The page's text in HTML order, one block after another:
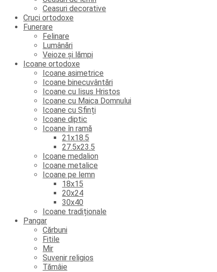
Ceasuri decorative
Cruci ortodoxe
Funerare
Felinare
Lumânări
Veioze și lămpi
Icoane ortodoxe
Icoane asimetrice
Icoane binecuvântări
Icoane cu Iisus Hristos
Icoane cu Maica Domnului
Icoane cu Sfinți
Icoane diptic
Icoane în ramă
21x18.5
27.5x23.5
Icoane medalion
Icoane metalice
Icoane pe lemn
18x15
20x24
30x40
Icoane tradiționale
Pangar
Cărbuni
Fitile
Mir
Suvenir religios
Tămâie